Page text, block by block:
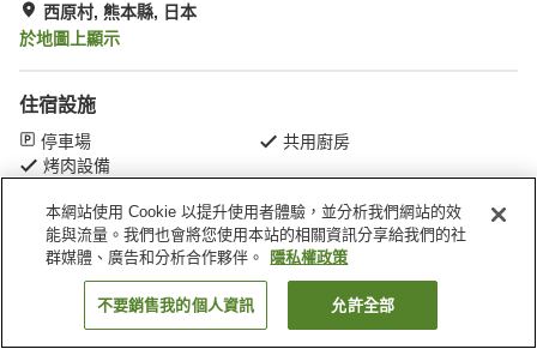
西原村, 熊本縣, 日本
於地圖上顯示
住宿設施
停車場
共用廚房
烤肉設備
首頁 日本 熊本縣 西原村 Lassy 旅館
找客房
本網站使用 Cookie 以提升使用者體驗，並分析我們網站的效
能與流量。我們也會將您使用本站的相關資訊分享給我們的社
群媒體、廣告和分析合作夥伴。
隱私權政策
不要銷售我的個人資訊 允許全部